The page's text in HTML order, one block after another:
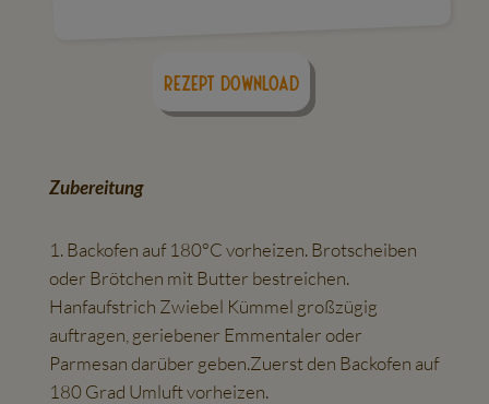
Rezept download
Zubereitung
Backofen auf 180°C vorheizen. Brotscheiben
oder Brötchen mit Butter bestreichen.
Hanfaufstrich Zwiebel Kümmel großzügig
auftragen, geriebener Emmentaler oder
Parmesan darüber geben.Zuerst den Backofen auf
180 Grad Umluft vorheizen.